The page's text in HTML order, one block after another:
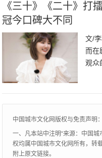
《三十》《二十》打
冠今口碑大不同
文/
而在
观众
话
中国城市文化网版权与免责声明：
一、凡本站中注明“来源：中国
权均属中国城市文化网所有，转
附上原文链接。